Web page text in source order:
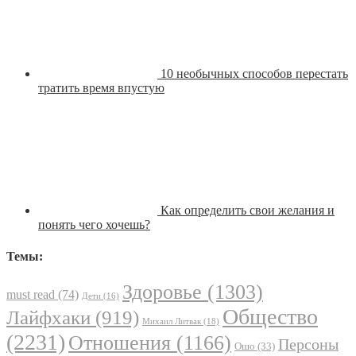
10 необычных способов перестать
тратить время впустую
Как определить свои желания и
понять чего хочешь?
Темы:
must read (74) Дети (16) Здоровье (1303)
Лайфхаки (919) Михаил Литвак (18) Общество
(2231) Отношения (1166) Ошо (33) Персоны